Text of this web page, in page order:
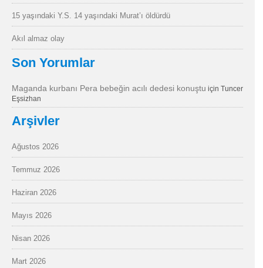
15 yaşındaki Y.S. 14 yaşındaki Murat’ı öldürdü
Akıl almaz olay
Son Yorumlar
Maganda kurbanı Pera bebeğin acılı dedesi konuştu için Tuncer
Eşsizhan
Arşivler
Ağustos 2026
Temmuz 2026
Haziran 2026
Mayıs 2026
Nisan 2026
Mart 2026